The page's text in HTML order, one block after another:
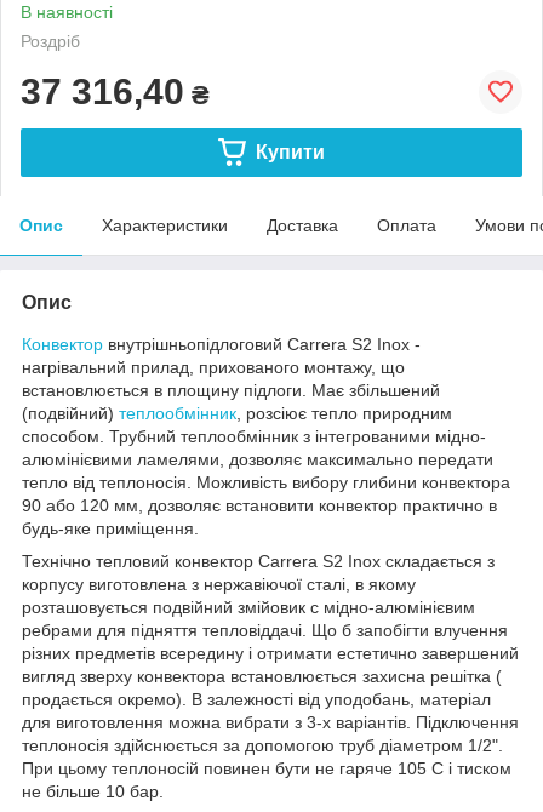
В наявності
Роздріб
37 316,40 ₴
Купити
Опис Характеристики Доставка Оплата Умови
Опис
Конвектор внутрішньопідлоговий Carrera S2 Inox -
нагрівальний прилад, прихованого монтажу, що
встановлюється в площину підлоги. Має збільшений
(подвійний) теплообмінник , розсіює тепло природним
способом. Трубний теплообмінник з інтегрованими мідно-
алюмінієвими ламелями, дозволяє максимально передати
тепло від теплоносія. Можливість вибору глибини конвектора
90 або 120 мм, дозволяє встановити конвектор практично в
будь-яке приміщення.
Технічно тепловий конвектор Carrera S2 Inox складається з
корпусу виготовлена з нержавіючої сталі, в якому
розташовується подвійний змійовик c мідно-алюмінієвим
ребрами для підняття тепловіддачі. Що б запобігти влучення
різних предметів всередину і отримати естетично завершений
вигляд зверху конвектора встановлюється захисна решітка (
продається окремо). В залежності від уподобань, матеріал
для виготовлення можна вибрати з 3-х варіантів. Підключення
теплоносія здійснюється за допомогою труб діаметром 1/2".
При цьому теплоносій повинен бути не гаряче 105 С і тиском
не більше 10 бар.